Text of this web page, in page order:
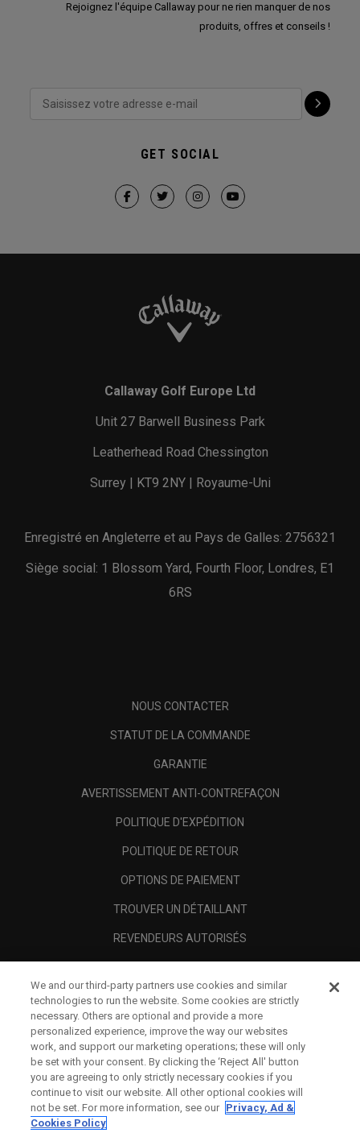
Rejoignez l'équipe Callaway pour ne rien manquer de nos
produits, offres et conseils !
GET SOCIAL
Callaway Golf Europe Ltd
Unit 27 Barwell Business Park
Leatherhead Road Chessington
Surrey | KT9 2NY | Royaume-Uni
Enregistré en Angleterre et au Pays de Galles: 2756321
Siège social: 1 Blossom Yard, Fourth Floor, Londres, E1
6RS
NOUS CONTACTER
STATUT DE LA COMMANDE
GARANTIE
AVERTISSEMENT ANTI-CONTREFAÇON
POLITIQUE D'EXPÉDITION
POLITIQUE DE RETOUR
OPTIONS DE PAIEMENT
TROUVER UN DÉTAILLANT
REVENDEURS AUTORISÉS
A PROPOS
MENTIONS LÉGALES
We and our third-party partners use cookies and similar
technologies to run the website. Some cookies are strictly
necessary. Others are optional and provide a more
personalized experience, improve the way our websites
work, and support our marketing operations; these will only
be set with your consent. By clicking the ‘Reject All' button
you are agreeing to only strictly necessary cookies if you
continue to visit our website. All other optional cookies will
not be set. For more information, see our Privacy, Ad &
Cookies Policy